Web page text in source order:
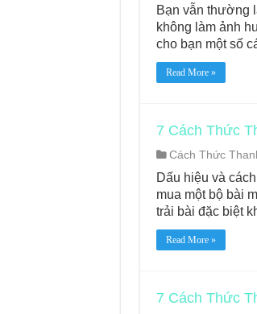
Bạn vẫn thường
không làm ảnh
cho bạn một số
Read More »
7 Cách Thức
Cách Thức
Dấu hiệu và
mua một bộ bài
trải bài đặc biệt
Read More »
7 Cách Thức